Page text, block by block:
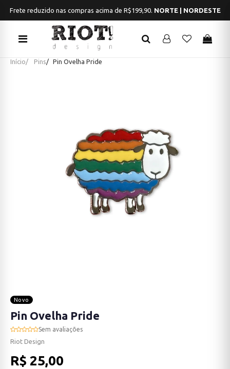
Frete reduzido nas compras acima de R$199,90. NORTE | NORDESTE
Início Pins Pin Ovelha Pride
Novo
Pin Ovelha Pride
Sem avaliações
Riot Design
R$ 25,00